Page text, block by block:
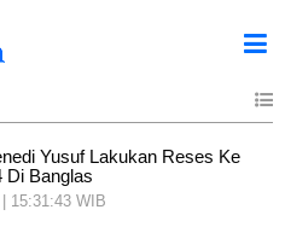
Yusuf Lakukan Reses Ke
Di Banglas
15:31:43 WIB